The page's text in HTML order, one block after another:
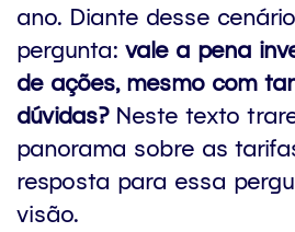
ano. Diante desse
pergunta: vale a pena
de ações, mesmo com
dúvidas? Neste texto
panorama sobre as
resposta para essa
visão.